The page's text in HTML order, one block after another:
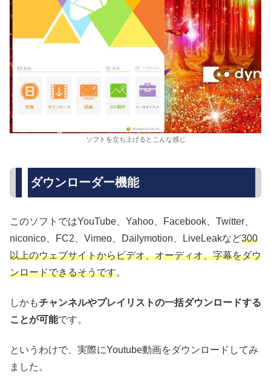
ソフトを立ち上げるとこんな感じ
ダウンローダー機能
このソフトではYouTube、Yahoo、Facebook、Twitter、
niconico、FC2、Vimeo、Dailymotion、LiveLeakなど300
以上のウェブサイトからビデオ、オーディオ、字幕をダウ
ンロードできるそうです。
しかもチャンネルやプレイリストの一括ダウンロードする
ことが可能です。
というわけで、実際にYoutube動画をダウンロードしてみ
ました。